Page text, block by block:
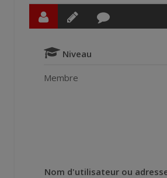
Niveau
Membre
Nom d'utilisateur ou